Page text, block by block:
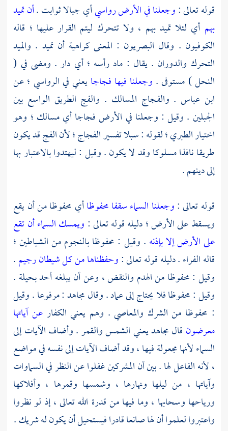
قوله تعالى :وجعلنا في الأرض رواسيأي جبالا ثوابت .أن تميد
بهم أي لئلا تميد بهم ، ولا تتحرك ليتم القرار عليها ؛ قاله
الكوفيون . وقال البصريون : المعنى كراهية أن تميد . والميد
التحرك والدوران . يقال : ماد رأسه ؛ أي دار . ومضى في (
النحل ) مستوفى . وجعلنا فيها فجاجايعني في الرواسي ؛ عن
ابن عباس . والفجاج المسالك . والفج الطريق الواسع بين
الجبلين . وقيل : وجعلنا في الأرض فجاجا أي مسالك ؛ وهو
اختيارالطبري ؛لقوله : سبلا تفسير الفجاج ؛ لأن الفج قد يكون
طريقا نافذا مسلوكا وقد لا يكون . وقيل : ليهتدوا بالاعتبار بها
إلى دينهم .
قوله تعالى :وجعلنا السماء سقفا محفوظاأي محفوظا من أن يقع
ويسقط على الأرض ؛ دليله قوله تعالى : ويمسك السماء أن تقع
على الأرض إلا بإذنه . وقيل : محفوظا بالنجوم من الشياطين ؛
قالهالفراء. دليله قوله تعالى :وحفظناها من كل شيطان رجيم.
وقيل : محفوظا من الهدم والنقض ، وعن أن يبلغه أحد بحيلة .
وقيل : محفوظا فلا يحتاج إلى عماد . وقالمجاهد: مرفوعا . وقيل
: محفوظا من الشرك والمعاصي . وهم يعني الكفارعن آياتها
معرضون قالمجاهديعني الشمس والقمر . وأضاف الآيات إلى
السماء لأنها مجعولة فيها ، وقد أضاف الآيات إلى نفسه في مواضع
، لأنه الفاعل لها . بين أن المشركين غفلوا عن النظر في السماوات
وآياتها ، من ليلها ونهارها ، وشمسها وقمرها ، وأفلاكها
ورياحها وسحابها ، وما فيها من قدرة الله تعالى ، إذ لو نظروا
واعتبروا لعلموا أن لها صانعا قادرا فيستحيل أن يكون له شريك .